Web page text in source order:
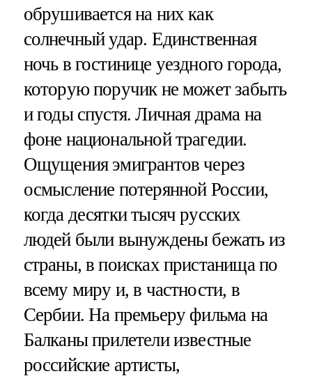
обрушивается на них как
солнечный удар. Единственная
ночь в гостинице уездного города,
которую поручик не может забыть
и годы спустя. Личная драма на
фоне национальной трагедии.
Ощущения эмигрантов через
осмысление потерянной России,
когда десятки тысяч русских
людей были вынуждены бежать из
страны, в поисках пристанища по
всему миру и, в частности, в
Сербии. На премьеру фильма на
Балканы прилетели известные
российские артисты,